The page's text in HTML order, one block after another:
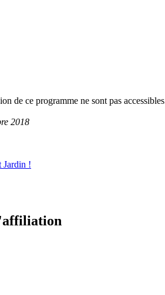
de ce programme ne sont pas
2018
Jardin !